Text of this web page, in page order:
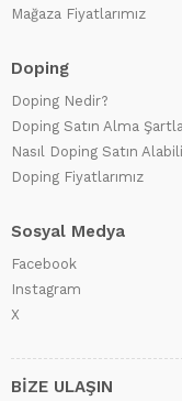
Mağaza Fiyatlarımız
Doping
Doping Nedir?
Doping Satın Alma
Nasıl Doping Satın
Doping Fiyatlarımız
Sosyal Medya
Facebook
Instagram
X
BİZE ULAŞIN